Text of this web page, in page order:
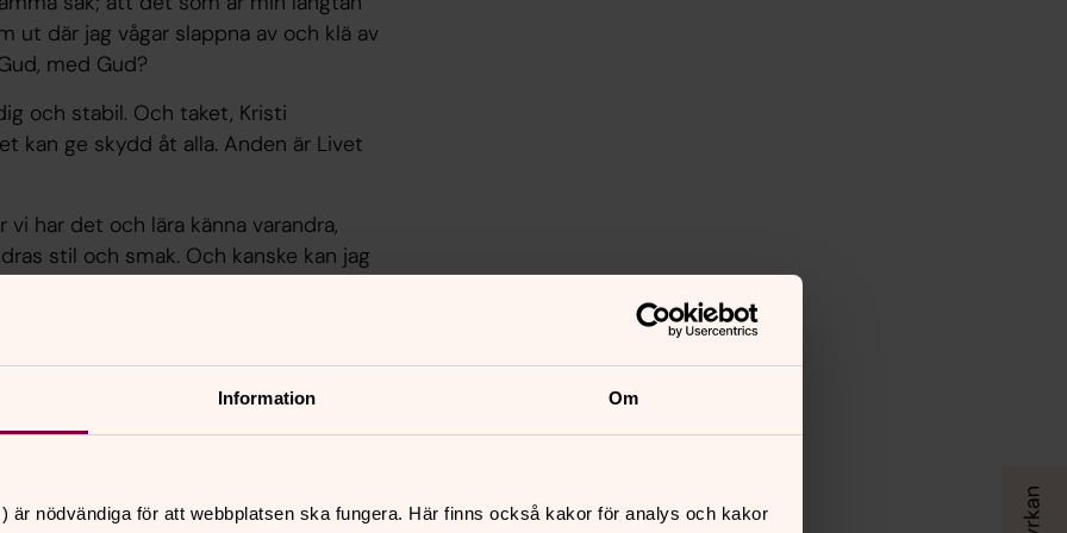
Information Om
är nödvändiga för att webbplatsen ska fungera. Här finns också kakor för analys och kakor
ut där jag vågar slappna av och klä av
med Gud?
och stabil. Och taket, Kristi
kan ge skydd åt alla. Anden är Livet
har det och lära känna varandra,
stil och smak. Och kanske kan jag
och lånar ett och annat
där uppe på andra våningen,
när man går förbi. Vi ska inte
så konstig musik ifrån. Rummet
hus.
Kristus håller i det godaste varma
väntar, full av kärlek, på att få dela
eller honung som rinner i ditt